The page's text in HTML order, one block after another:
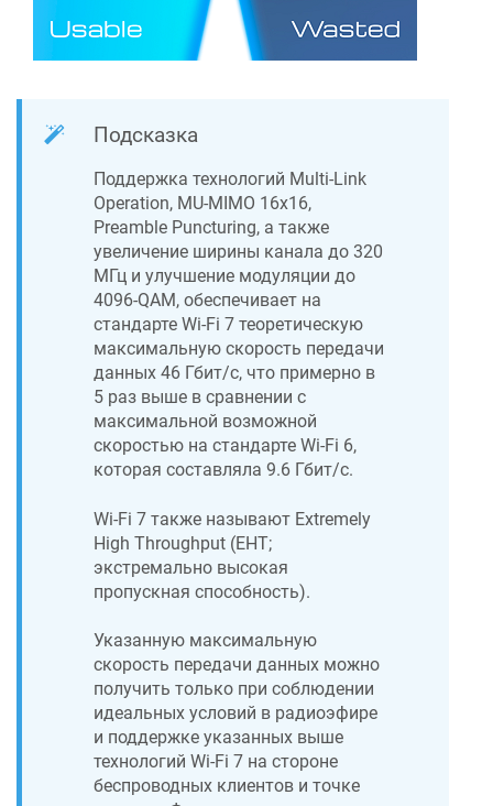
Подсказка
Поддержка технологий Multi-Link
Operation, MU-MIMO 16x16,
Preamble Puncturing, а также
увеличение ширины канала до 320
МГц и улучшение модуляции до
4096-QAM, обеспечивает на
стандарте Wi-Fi 7 теоретическую
максимальную скорость передачи
данных 46 Гбит/с, что примерно в
5 раз выше в сравнении с
максимальной возможной
скоростью на стандарте Wi-Fi 6,
которая составляла 9.6 Гбит/с.
Wi-Fi 7 также называют Extremely
High Throughput (EHT;
экстремально высокая
пропускная способность).
Указанную максимальную
скорость передачи данных можно
получить только при соблюдении
идеальных условий в радиоэфире
и поддержке указанных выше
технологий Wi-Fi 7 на стороне
беспроводных клиентов и точке